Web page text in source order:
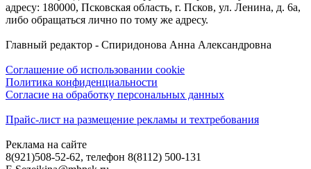
адресу: 180000, Псковская область, г. Псков, ул. Ленина, д. 6а,
либо обращаться лично по тому же адресу.
Главный редактор - Спиридонова Анна Александровна
Соглашение об использовании cookie
Политика конфиденциальности
Согласие на обработку персональных данных
Прайс-лист на размещение рекламы и техтребования
Реклама на сайте
8(921)508-52-62, телефон 8(8112) 500-131